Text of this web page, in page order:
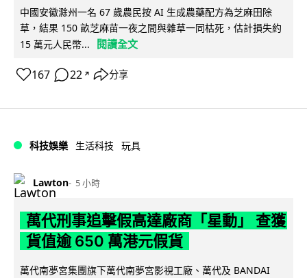
中國安徽滁州一名 67 歲農民按 AI 生成農藥配方為芝麻田除
草，結果 150 畝芝麻苗一夜之間與雜草一同枯死，估計損失約
15 萬元人民幣...
閱讀全文
167 22 ↗ 分享
科技娛樂 生活科技 玩具
Lawton 5 小時
萬代刑事追擊假高達廠商「星動」 查獲
貨值逾 650 萬港元假貨
萬代南夢宮集團旗下萬代南夢宮影視工廠、萬代及 BANDAI